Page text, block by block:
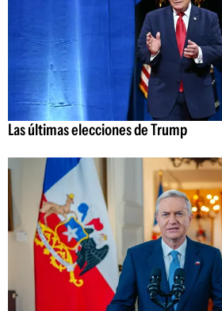
Las últimas elecciones de Trump